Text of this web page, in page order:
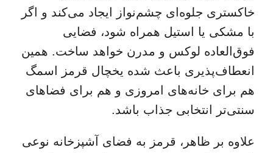
خاکستری جلوه‌ای چشم‌نواز ایجاد می‌کند و اگر
با مشکی یا استیل همراه شود، فضایی
فوق‌العاده لوکس و مدرن خواهد ساخت. همین
انعطاف‌پذیری باعث شده یخچال قرمز اسمگ
هم برای خانه‌های امروزی و هم برای فضاهای
سنتی‌تر انتخابی جذاب باشد.
علاوه بر ظاهر، قرمز به فضای آشپزخانه نوعی